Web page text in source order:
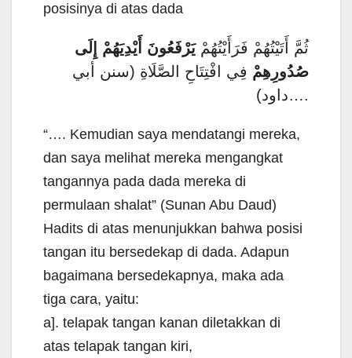
posisinya di atas dada
ثُمَّ أَتَيْتُهُمْ فَرَأَيْتُهُمْيَرْفَعُونَ أَيْدِيَهُمْ إِلَى
صُدُورِهِمْ فِي افْتِتَاحِ الصَّلَاةِ (سنن أبي
داود)….
“…. Kemudian saya mendatangi mereka,
dan saya melihat mereka mengangkat
tangannya pada dada mereka di
permulaan shalat” (Sunan Abu Daud)
Hadits di atas menunjukkan bahwa posisi
tangan itu bersedekap di dada. Adapun
bagaimana bersedekapnya, maka ada
tiga cara, yaitu:
a]. telapak tangan kanan diletakkan di
atas telapak tangan kiri,